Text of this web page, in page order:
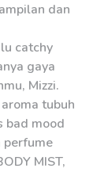
dan
catchy
gaya
Mizzi.
tubuh
bad mood
perfume
MIST,